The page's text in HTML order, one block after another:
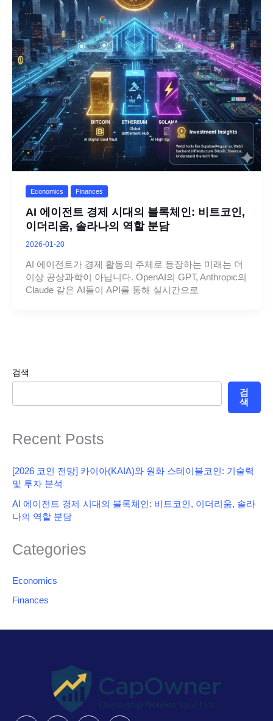
Economics Finances
AI 에이전트 경제 시대의 블록체인: 비트코인,
이더리움, 솔라나의 역할 분담
2026-01-20
AI 에이전트가 경제 활동의 주체로 등장하는 미래는 더
이상 공상과학이 아닙니다. OpenAI의 GPT, Anthropic의
Claude 같은 AI들이 API를 통해 실시간으로
검색
검
색
Recent Posts
[2026 코인 전망] 카이아(KAIA)와 원화 스테이블코인: 기술력
및 투자 분석
AI 에이전트 경제 시대의 블록체인: 비트코인, 이더리움, 솔라
나의 역할 분담
Categories
Economics
Finances